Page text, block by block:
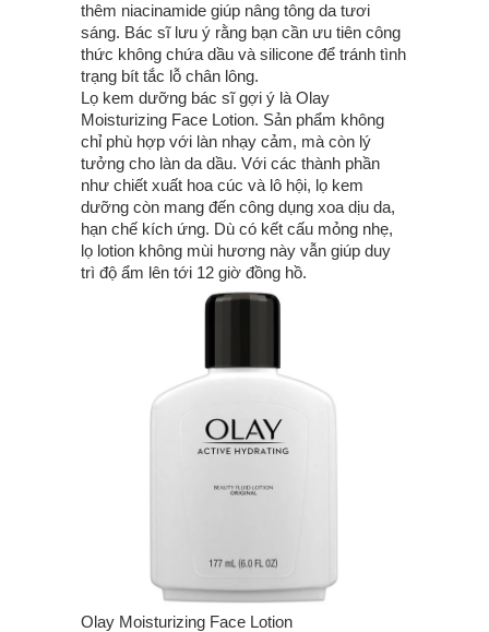
thêm niacinamide giúp nâng tông da tươi
sáng. Bác sĩ lưu ý rằng bạn cần ưu tiên công
thức không chứa dầu và silicone để tránh tình
trạng bít tắc lỗ chân lông.
Lọ kem dưỡng bác sĩ gợi ý là Olay
Moisturizing Face Lotion. Sản phẩm không
chỉ phù hợp với làn nhạy cảm, mà còn lý
tưởng cho làn da dầu. Với các thành phần
như chiết xuất hoa cúc và lô hội, lọ kem
dưỡng còn mang đến công dụng xoa dịu da,
hạn chế kích ứng. Dù có kết cấu mỏng nhẹ,
lọ lotion không mùi hương này vẫn giúp duy
trì độ ẩm lên tới 12 giờ đồng hồ.
Olay Moisturizing Face Lotion